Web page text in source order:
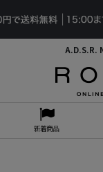
A.D.S.R.
新着商品